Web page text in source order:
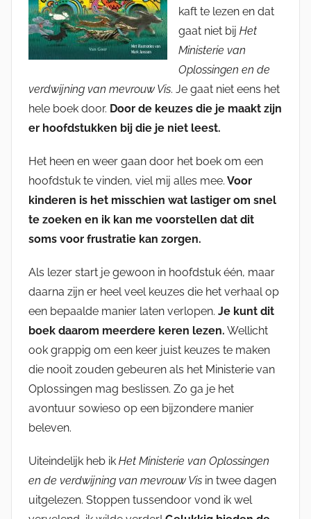
kaft te lezen en dat
gaat niet bij Het
Ministerie van
Oplossingen en de
verdwijning van mevrouw Vis. Je gaat niet eens het
hele boek door. Door de keuzes die je maakt zijn
er hoofdstukken bij die je niet leest.
Het heen en weer gaan door het boek om een
hoofdstuk te vinden, viel mij alles mee. Voor
kinderen is het misschien wat lastiger om snel
te zoeken en ik kan me voorstellen dat dit
soms voor frustratie kan zorgen.
Als lezer start je gewoon in hoofdstuk één, maar
daarna zijn er heel veel keuzes die het verhaal op
een bepaalde manier laten verlopen. Je kunt dit
boek daarom meerdere keren lezen. Wellicht
ook grappig om een keer juist keuzes te maken
die nooit zouden gebeuren als het Ministerie van
Oplossingen mag beslissen. Zo ga je het
avontuur sowieso op een bijzondere manier
beleven.
Uiteindelijk heb ik Het Ministerie van Oplossingen
en de verdwijning van mevrouw Vis in twee dagen
uitgelezen. Stoppen tussendoor vond ik wel